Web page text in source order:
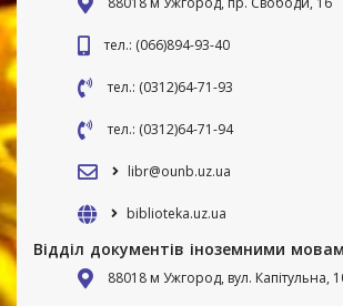
тел.: (066)894-93-40
тел.: (0312)64-71-93
тел.: (0312)64-71-94
libr@ounb.uz.ua
biblioteka.uz.ua
Відділ документів іноземними
88018 м Ужгород, вул. Капітульна,